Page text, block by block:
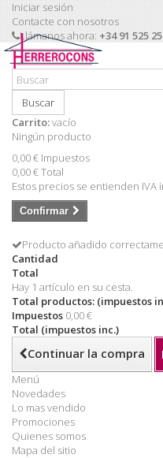
Iniciar sesión
Contacte con nosotros
Llámanos ahora: +34 91 525
Buscar
Carrito:vacío
Ningún producto
0,00 € Impuestos
0,00 €Total
Estos precios se entienden IVA
Confirmar
Producto añadido
Cantidad
Total
Hay 1 artículo en su cesta.
Total productos: (impuestos
Impuestos 0,00 €
Total (impuestos inc.)
Continuar la compra
Menú
Novedades
Lo mas vendido
Promociones
Quienes somos
Mapa del sitio